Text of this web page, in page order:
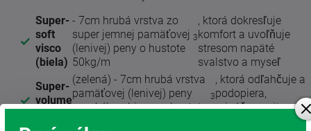
Super-
soft
visco
(biela)
- 7cm hrubá vrstva zo
super jemnej pamäťovej
(lenivej) peny o hustote
50kg/m
3
, ktorá dokresľuje
komfort a uvoľňuje
stresom napäté
svalstvo a myseľ
Super-
volume
(zelená) - 7cm hrubá vrstva
pamäťovej (lenivej) peny
vysokého objemu o hustote
3
, ktorá odľahčuje a
podopiera,
prináša pocit